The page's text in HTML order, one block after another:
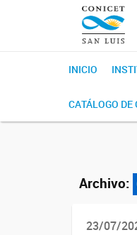
INICIO
CATÁLOGO DE
Archivo:
23/07/